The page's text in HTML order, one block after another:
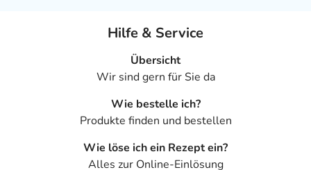
Hilfe & Service
Übersicht
Wir sind gern für Sie da
Wie bestelle ich?
Produkte finden und bestellen
Wie löse ich ein Rezept ein?
Alles zur Online-Einlösung